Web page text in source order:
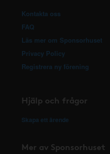
Kontakta oss
FAQ
Läs mer om Sponsorhuset
Privacy Policy
Registrera ny förening
Hjälp och frågor
Skapa ett ärende
Mer av Sponsorhuset